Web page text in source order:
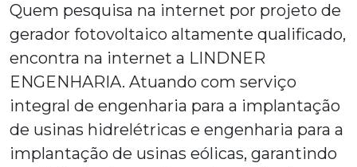
Quem pesquisa na internet por projeto de
gerador fotovoltaico altamente qualificado,
encontra na internet a LINDNER
ENGENHARIA. Atuando com serviço
integral de engenharia para a implantação
de usinas hidrelétricas e engenharia para a
implantação de usinas eólicas, garantindo